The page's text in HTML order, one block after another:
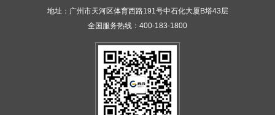
地址：广州市天河区体育西路191号中石化大厦B塔43层
全国服务热线：400-183-1800